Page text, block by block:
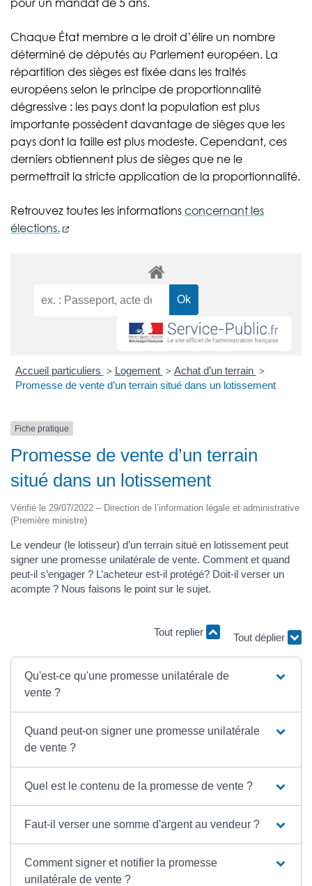
pour un mandat de 5 ans.
Chaque État membre a le droit d’élire un nombre
déterminé de députés au Parlement européen. La
répartition des sièges est fixée dans les traités
européens selon le principe de proportionnalité
dégressive : les pays dont la population est plus
importante possèdent davantage de sièges que les
pays dont la taille est plus modeste. Cependant, ces
derniers obtiennent plus de sièges que ne le
permettrait la stricte application de la proportionnalité.
Retrouvez toutes les informations concernant les
élections. (nouvelle fenêtre)
Accueil particuliers > Logement > Achat d’un terrain >
Promesse de vente d’un terrain situé dans un lotissement
Fiche pratique
Promesse de vente d’un terrain
situé dans un lotissement
Vérifié le 29/07/2022 – Direction de l’information légale et administrative
(Première ministre)
Le vendeur (le lotisseur) d’un terrain situé en lotissement peut
signer une promesse unilatérale de vente. Comment et quand
peut-il s’engager ? L’acheteur est-il protégé? Doit-il verser un
acompte ? Nous faisons le point sur le sujet.
Tout replier
Qu'est-ce qu'une promesse unilatérale de
vente ?
Quand peut-on signer une promesse unilatérale
de vente ?
Quel est le contenu de la promesse de vente ?
Faut-il verser une somme d'argent au vendeur ?
Comment signer et notifier la promesse
unilatérale de vente ?